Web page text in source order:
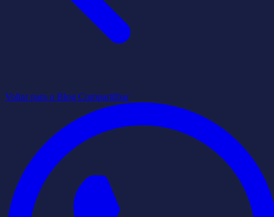
Voltar para o Blog Compartilhar